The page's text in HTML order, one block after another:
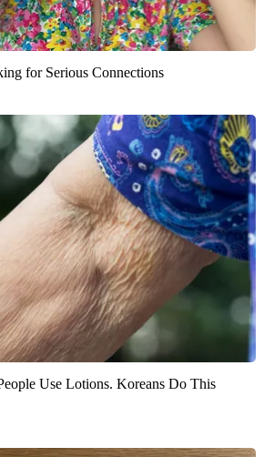
for Serious Connections
Use Lotions. Koreans Do This